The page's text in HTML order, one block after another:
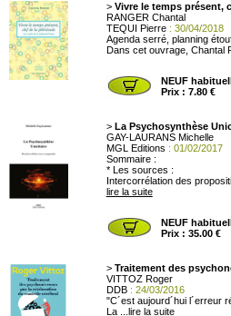
> Vivre le temps présent,
RANGER Chantal
TEQUI Pierre: 30/04/2018
Agenda serré, planning
Dans cet ouvrage, Chantal
NEUF
Prix : 7.80 €
> La Psychosynthèse
GAY-LAURANS Michelle
MGL Editions : 01/02/2017
Sommaire :
* Les sources :
Intercorrélation des
lire la suite
NEUF
Prix : 35.00 €
> Traitement des
VITTOZ Roger
DDB: 24/03/2016
"C´est aujourd´hui l´erreur
La ... lire la suite